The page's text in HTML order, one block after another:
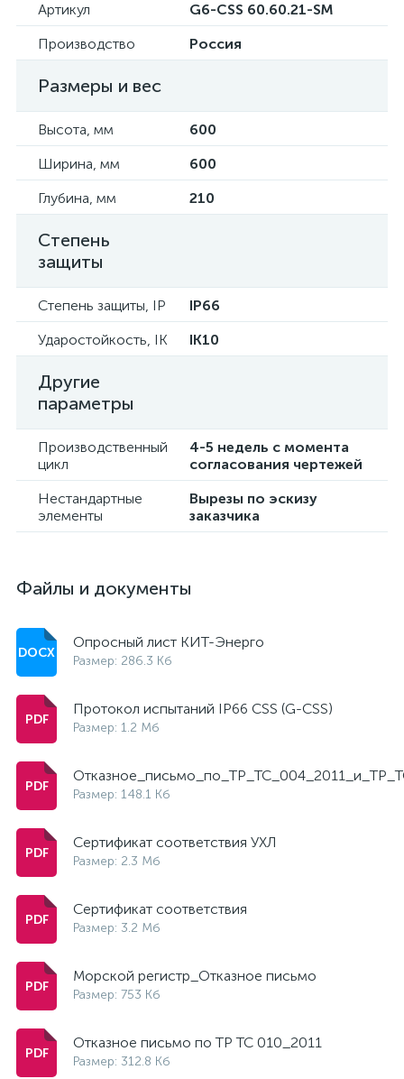
Артикул
G6-CSS 60.60.21-SM
Производство
Россия
Размеры и вес
Высота, мм
600
Ширина, мм
600
Глубина, мм
210
Степень
защиты
Степень защиты, IP
IP66
Ударостойкость, IK
IK10
Другие
параметры
Производственный
цикл
4-5 недель с момента
согласования чертежей
Нестандартные
элементы
Вырезы по эскизу
заказчика
Файлы и документы
Опросный лист КИТ-Энерго
Размер: 286.3 Кб
Протокол испытаний IP66 CSS (G-CSS)
Размер: 1.2 Мб
Размер: 148.1 Кб
Сертификат соответствия УХЛ
Размер: 2.3 Мб
Сертификат соответствия
Размер: 3.2 Мб
Морской регистр_Отказное письмо
Размер: 753 Кб
Отказное письмо по ТР ТС 010_2011
Размер: 312.8 Кб